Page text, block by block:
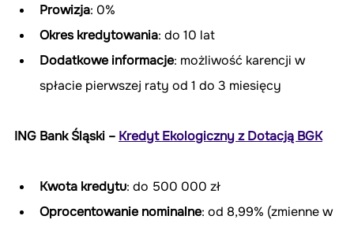
Prowizja: 0%
Okres kredytowania: do 10 lat
Dodatkowe informacje: możliwość karencji w
spłacie pierwszej raty od 1 do 3 miesięcy
ING Bank Śląski – Kredyt Ekologiczny z Dotacją BGK
Kwota kredytu: do 500 000 zł
Oprocentowanie nominalne: od 8,99% (zmienne w